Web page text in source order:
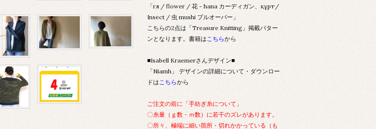
「гүл / flower / 花 - hana カーディガン、құрт/
Insect / 虫 mushi プルオーバー」
こちらの2点は「Treasure Knitting」掲載パター
ンとなります。書籍はこちらから
■Isabell Kraemerさんデザイン■
「Niamh」 デザインの詳細について・ダウンロー
ドはこちらから
ご注文の前に「手紡ぎ糸について」
〇糸量（ｇ数・ｍ数）に若干のズレがあります。
〇所々、極端に細い箇所・切れかかっている（も